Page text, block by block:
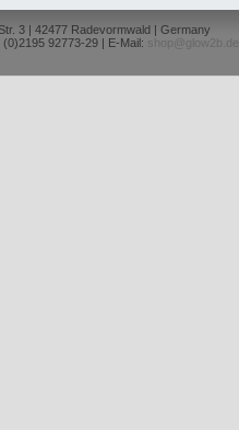
3 | 42477 Radevormwald | Germany
92773-29 | E-Mail:
shop@glow2b.de